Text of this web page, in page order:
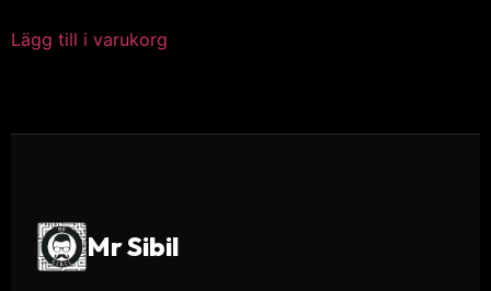
Lägg till i varukorg
Mr Sibil